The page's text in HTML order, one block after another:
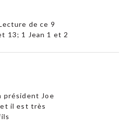
de ce 9
13; 1 Jean 1 et 2
président Joe
et il est très